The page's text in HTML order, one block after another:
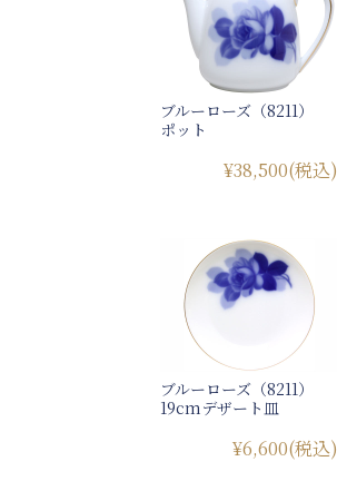
ブルーローズ（8211）
ポット
¥38,500(税込)
ブルーローズ（8211）
19cmデザート皿
¥6,600(税込)